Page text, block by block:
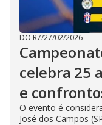
DO R7/27/02/2026
celebra 25
e
O evento é
José dos Campos